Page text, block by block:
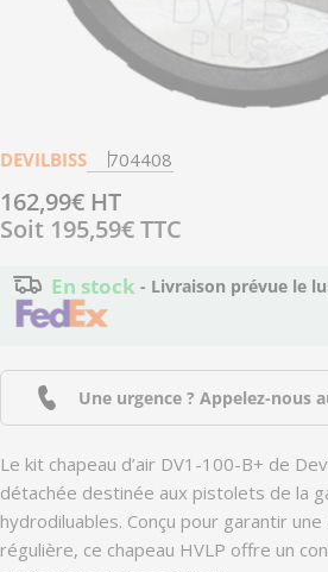
DEVILBISS 704408
Prix
162,99€ HT
Soit 195,59€TTC
En stock - Livraison prévue le
Une urgence ? Appelez-nous
Le kit chapeau d’air DV1-100-B+ de
détachée destinée aux pistolets de la
hydrodiluables. Conçu pour garantir
régulière, ce chapeau HVLP offre un